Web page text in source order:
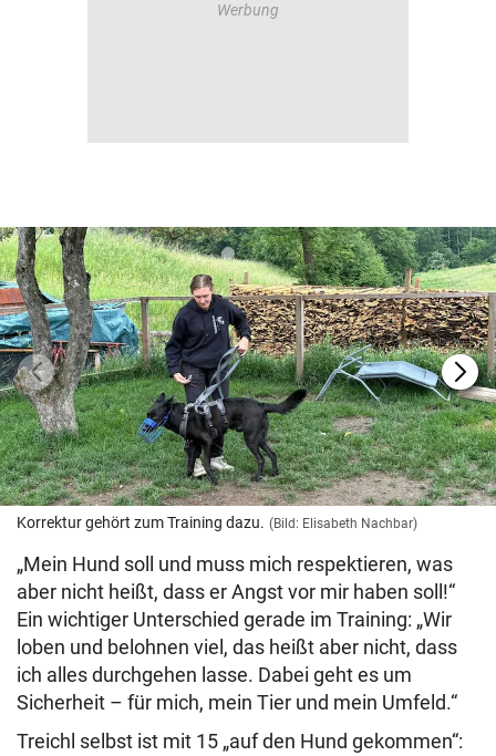
Korrektur gehört zum Training dazu. (Bild: Elisabeth Nachbar)
„Mein Hund soll und muss mich respektieren, was
aber nicht heißt, dass er Angst vor mir haben soll!“
Ein wichtiger Unterschied gerade im Training: „Wir
loben und belohnen viel, das heißt aber nicht, dass
ich alles durchgehen lasse. Dabei geht es um
Sicherheit – für mich, mein Tier und mein Umfeld.“
Treichl selbst ist mit 15 „auf den Hund gekommen“: